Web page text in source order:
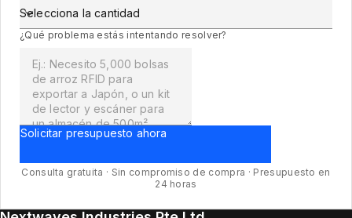
Selecciona la cantidad
¿Qué problema estás intentando resolver?
Solicitar presupuesto ahora
Consulta gratuita · Sin compromiso de compra · Presupuesto en
24 horas